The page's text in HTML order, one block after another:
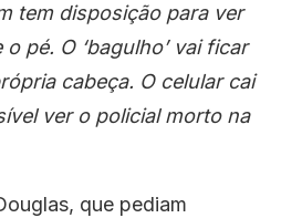
tem disposição para ver
pé. O ‘bagulho’ vai ficar
cabeça. O celular cai
ver o policial morto na
que pediam